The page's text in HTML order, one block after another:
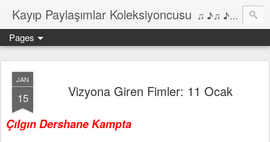
Kayıp Paylaşımlar Koleksiyoncusu ♫ ♪♫ ♪ ♫ ♪♫ ♪•♫♪ 2006'dan bu yana Film, Dizi, Müzik ve Kitaplar üzerine Yazılar Diyarı...
Pages
JAN
15 Vizyona Giren Fimler: 11 Ocak
Çılgın Dershane Kampta